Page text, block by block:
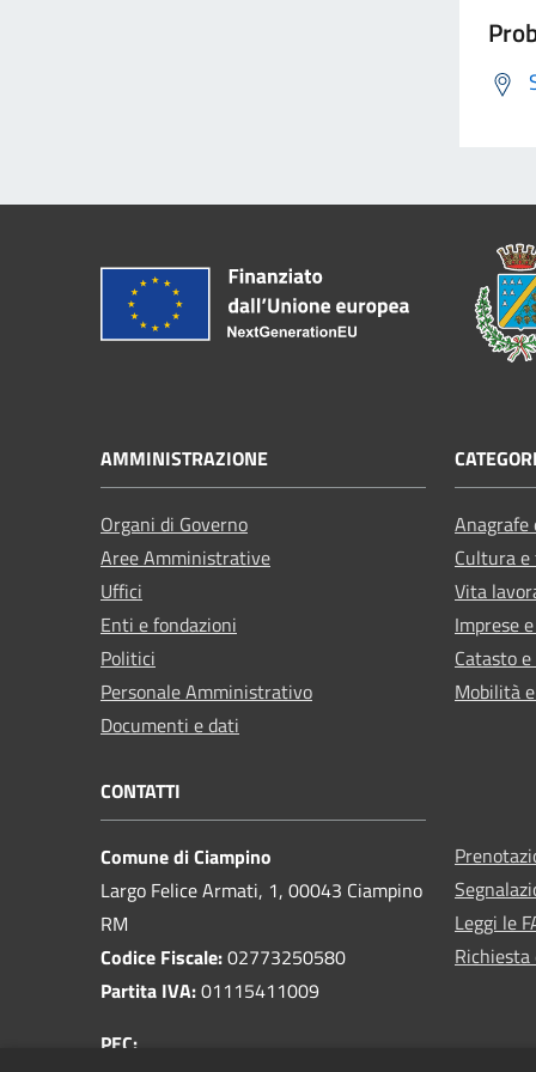
AMMINISTRAZIONE
Organi di Governo
Aree Amministrative
Uffici
Enti e fondazioni
Politici
Personale Amministrativo
Documenti e dati
Cultura
Vita
Imprese
Catasto
Mobilità
CONTATTI
Comune di Ciampino
Largo Felice Armati, 1, 00043 Ciampino
RM
Codice Fiscale:02773250580
Partita IVA:01115411009
PEC:
Leggi le